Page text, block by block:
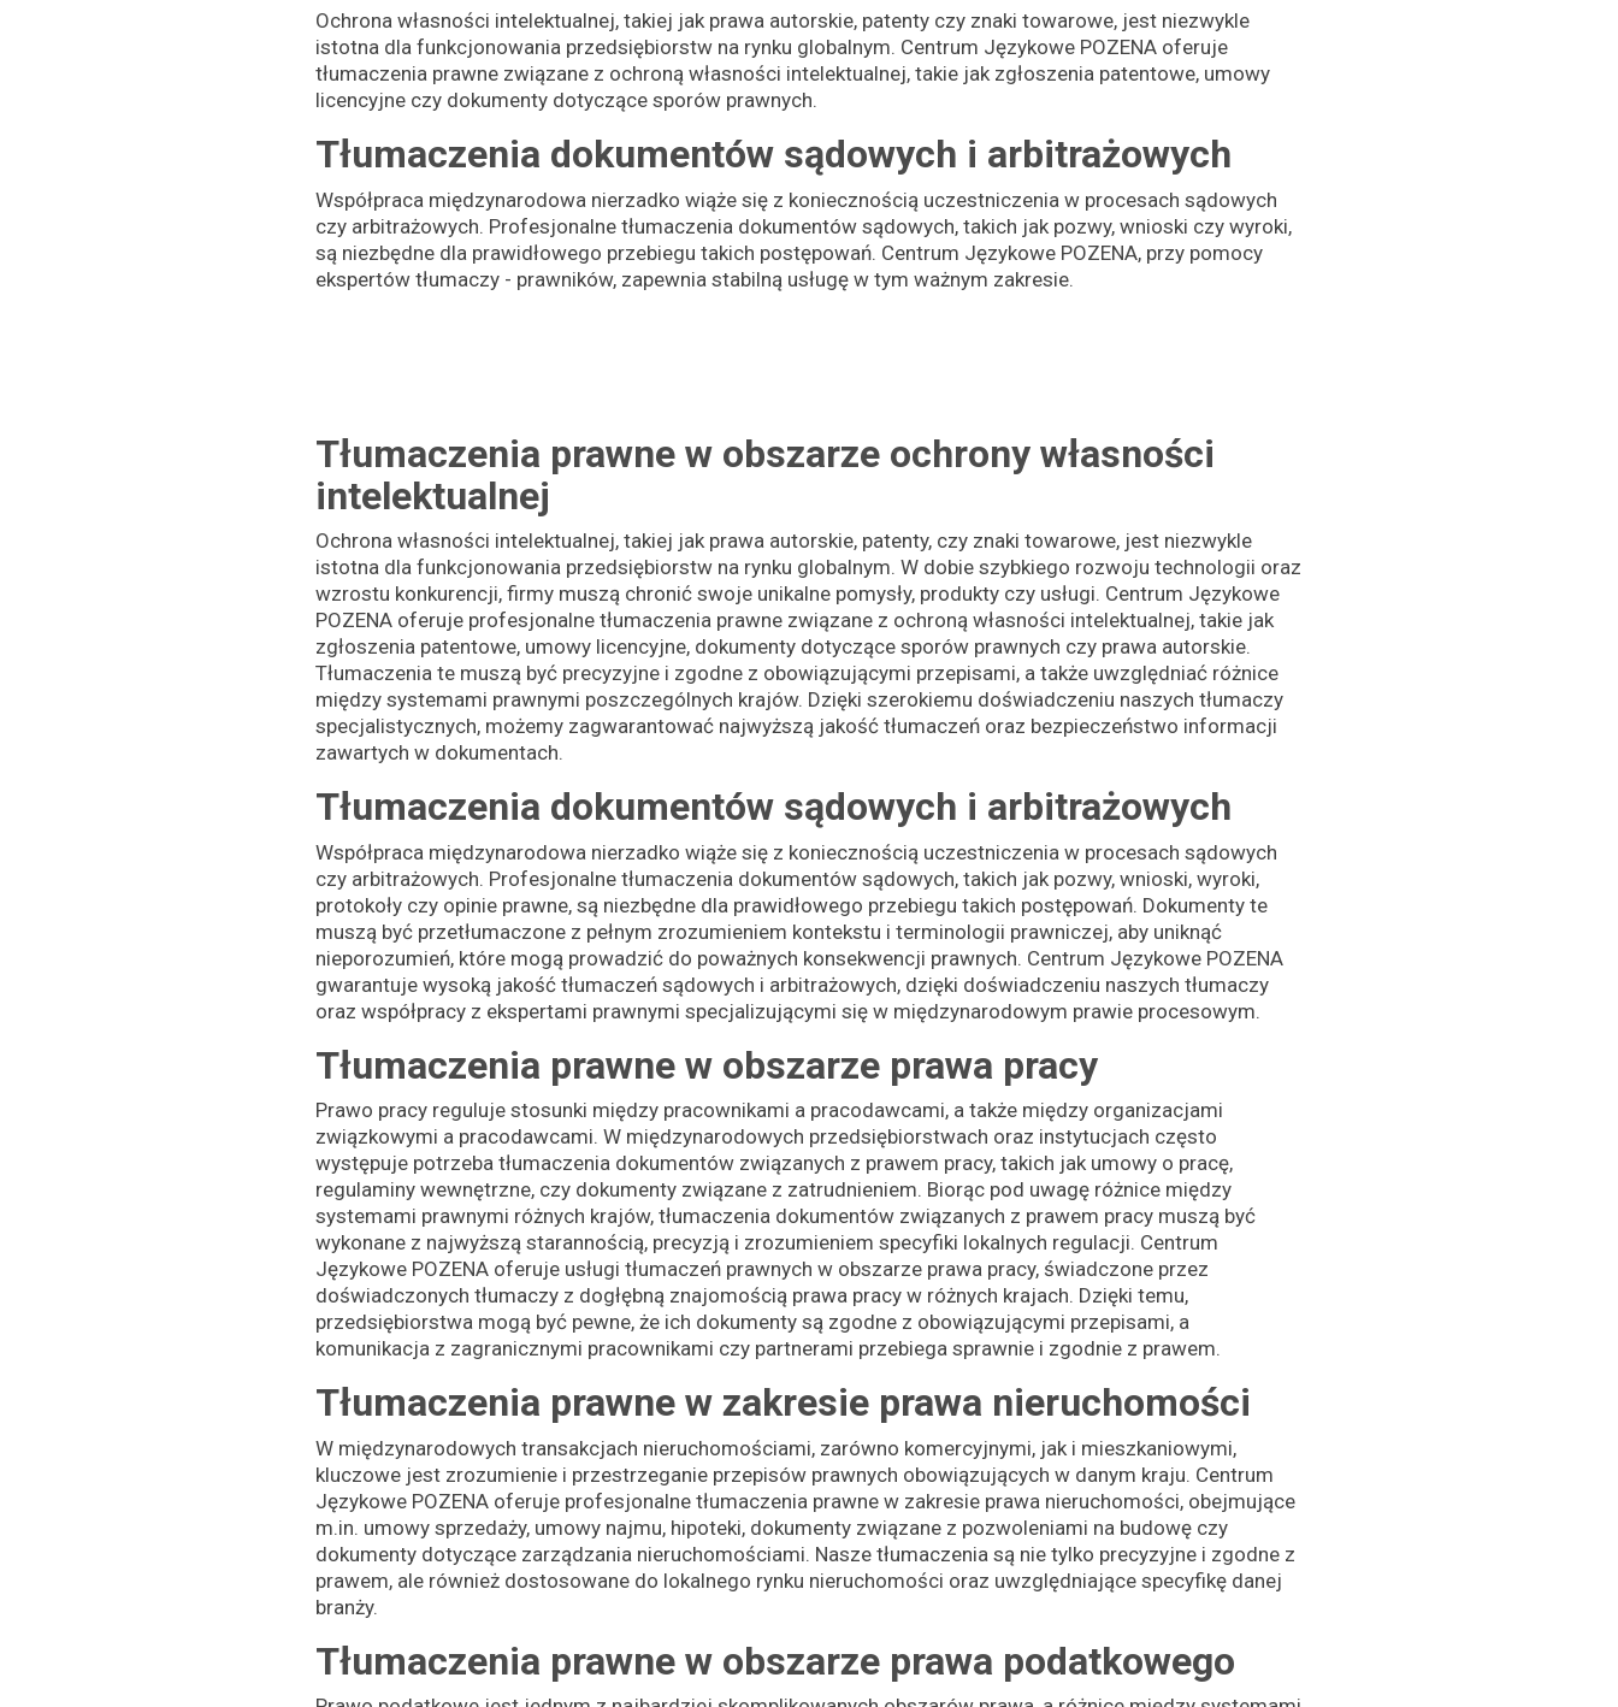
Ochrona własności intelektualnej, takiej jak prawa autorskie, patenty czy znaki towarowe, jest niezwykle
istotna dla funkcjonowania przedsiębiorstw na rynku globalnym. Centrum Językowe POZENA oferuje
tłumaczenia prawne związane z ochroną własności intelektualnej, takie jak zgłoszenia patentowe, umowy
licencyjne czy dokumenty dotyczące sporów prawnych.
Tłumaczenia dokumentów sądowych i arbitrażowych
Współpraca międzynarodowa nierzadko wiąże się z koniecznością uczestniczenia w procesach sądowych
czy arbitrażowych. Profesjonalne tłumaczenia dokumentów sądowych, takich jak pozwy, wnioski czy wyroki,
są niezbędne dla prawidłowego przebiegu takich postępowań. Centrum Językowe POZENA, przy pomocy
ekspertów tłumaczy - prawników, zapewnia stabilną usługę w tym ważnym zakresie.
Tłumaczenia prawne w obszarze ochrony własności
intelektualnej
Ochrona własności intelektualnej, takiej jak prawa autorskie, patenty, czy znaki towarowe, jest niezwykle
istotna dla funkcjonowania przedsiębiorstw na rynku globalnym. W dobie szybkiego rozwoju technologii oraz
wzrostu konkurencji, firmy muszą chronić swoje unikalne pomysły, produkty czy usługi. Centrum Językowe
POZENA oferuje profesjonalne tłumaczenia prawne związane z ochroną własności intelektualnej, takie jak
zgłoszenia patentowe, umowy licencyjne, dokumenty dotyczące sporów prawnych czy prawa autorskie.
Tłumaczenia te muszą być precyzyjne i zgodne z obowiązującymi przepisami, a także uwzględniać różnice
między systemami prawnymi poszczególnych krajów. Dzięki szerokiemu doświadczeniu naszych tłumaczy
specjalistycznych, możemy zagwarantować najwyższą jakość tłumaczeń oraz bezpieczeństwo informacji
zawartych w dokumentach.
Tłumaczenia dokumentów sądowych i arbitrażowych
Współpraca międzynarodowa nierzadko wiąże się z koniecznością uczestniczenia w procesach sądowych
czy arbitrażowych. Profesjonalne tłumaczenia dokumentów sądowych, takich jak pozwy, wnioski, wyroki,
protokoły czy opinie prawne, są niezbędne dla prawidłowego przebiegu takich postępowań. Dokumenty te
muszą być przetłumaczone z pełnym zrozumieniem kontekstu i terminologii prawniczej, aby uniknąć
nieporozumień, które mogą prowadzić do poważnych konsekwencji prawnych. Centrum Językowe POZENA
gwarantuje wysoką jakość tłumaczeń sądowych i arbitrażowych, dzięki doświadczeniu naszych tłumaczy
oraz współpracy z ekspertami prawnymi specjalizującymi się w międzynarodowym prawie procesowym.
Tłumaczenia prawne w obszarze prawa pracy
Prawo pracy reguluje stosunki między pracownikami a pracodawcami, a także między organizacjami
związkowymi a pracodawcami. W międzynarodowych przedsiębiorstwach oraz instytucjach często
występuje potrzeba tłumaczenia dokumentów związanych z prawem pracy, takich jak umowy o pracę,
regulaminy wewnętrzne, czy dokumenty związane z zatrudnieniem. Biorąc pod uwagę różnice między
systemami prawnymi różnych krajów, tłumaczenia dokumentów związanych z prawem pracy muszą być
wykonane z najwyższą starannością, precyzją i zrozumieniem specyfiki lokalnych regulacji. Centrum
Językowe POZENA oferuje usługi tłumaczeń prawnych w obszarze prawa pracy, świadczone przez
doświadczonych tłumaczy z dogłębną znajomością prawa pracy w różnych krajach. Dzięki temu,
przedsiębiorstwa mogą być pewne, że ich dokumenty są zgodne z obowiązującymi przepisami, a
komunikacja z zagranicznymi pracownikami czy partnerami przebiega sprawnie i zgodnie z prawem.
Tłumaczenia prawne w zakresie prawa nieruchomości
W międzynarodowych transakcjach nieruchomościami, zarówno komercyjnymi, jak i mieszkaniowymi,
kluczowe jest zrozumienie i przestrzeganie przepisów prawnych obowiązujących w danym kraju. Centrum
Językowe POZENA oferuje profesjonalne tłumaczenia prawne w zakresie prawa nieruchomości, obejmujące
m.in. umowy sprzedaży, umowy najmu, hipoteki, dokumenty związane z pozwoleniami na budowę czy
dokumenty dotyczące zarządzania nieruchomościami. Nasze tłumaczenia są nie tylko precyzyjne i zgodne z
prawem, ale również dostosowane do lokalnego rynku nieruchomości oraz uwzględniające specyfikę danej
branży.
Tłumaczenia prawne w obszarze prawa podatkowego